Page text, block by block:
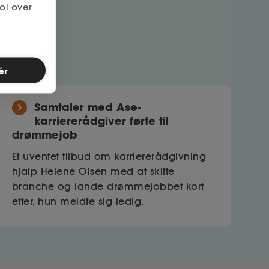
Samtaler med Ase-
karriererådgiver førte til
drømmejob
Et uventet tilbud om karriererådgivning
hjalp Helene Olsen med at skifte
branche og lande drømmejobbet kort
efter, hun meldte sig ledig.
over